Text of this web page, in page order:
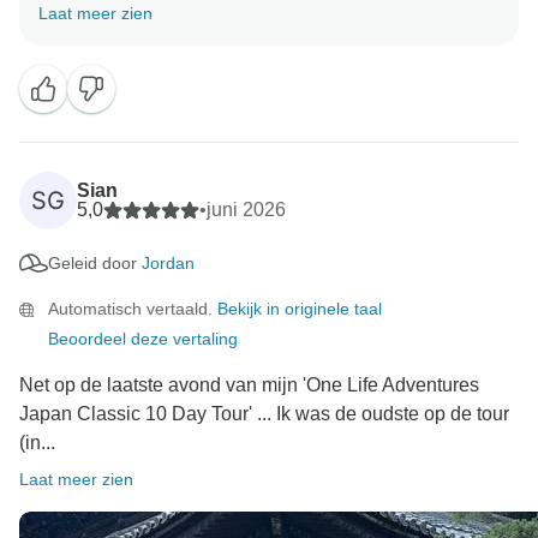
We zijn zo blij om te horen dat je zo'n geweldige
onderweg een aantal geweldige mensen hebt
ontmoet.
Hartelijk dank voor de aanbeveling en we hopen je
weer te zien :)
Laat meer zien
SG
Sian
5,0
•juni 2026
Geleid door Jordan
Automatisch vertaald. Bekijk in originele taal
Beoordeel deze vertaling
Net op de laatste avond van mijn 'One Life Adventures
Japan Classic 10 Day Tour' ... Ik was de oudste op de tour
(in...
Laat meer zien